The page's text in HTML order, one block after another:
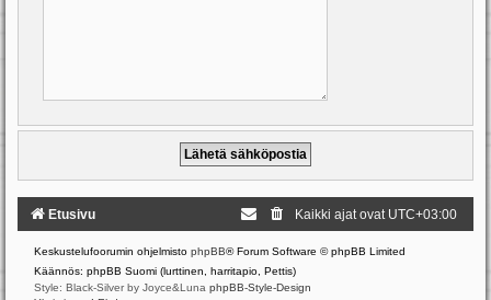
Etusivu Kaikki ajat ovat UTC+03:00
Keskustelufoorumin ohjelmisto phpBB® Forum Software © phpBB Limited
Käännös: phpBB Suomi (lurttinen, harritapio, Pettis)
Style: Black-Silver by Joyce&Luna phpBB-Style-Design